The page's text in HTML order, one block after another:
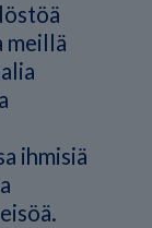
meillä
ihmisiä